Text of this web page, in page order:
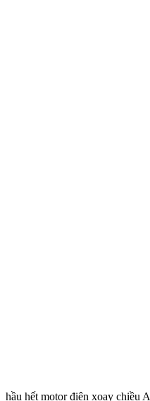
hầu hết motor điện xoay chiều